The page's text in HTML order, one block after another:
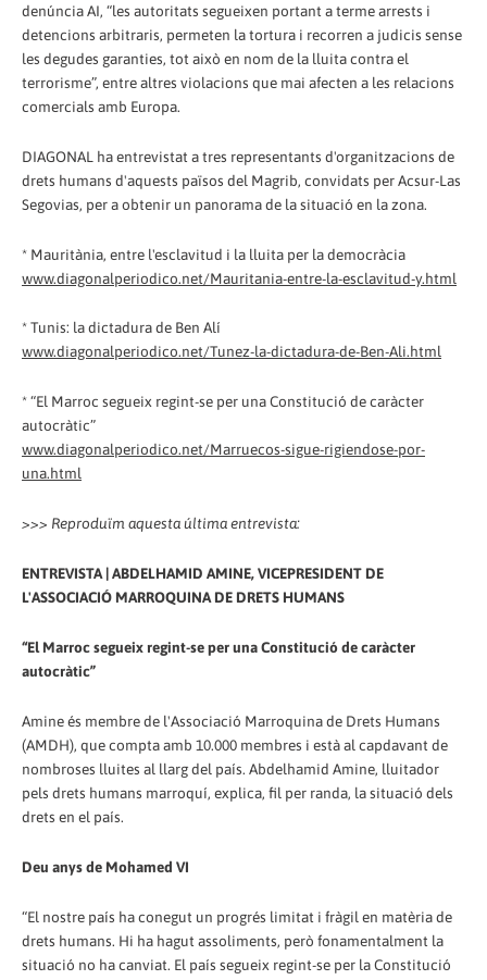
denúncia AI, “les autoritats segueixen portant a terme arrests i
detencions arbitraris, permeten la tortura i recorren a judicis sense
les degudes garanties, tot això en nom de la lluita contra el
terrorisme”, entre altres violacions que mai afecten a les relacions
comercials amb Europa.
DIAGONAL ha entrevistat a tres representants d'organitzacions de
drets humans d'aquests països del Magrib, convidats per Acsur-Las
Segovias, per a obtenir un panorama de la situació en la zona.
* Mauritània, entre l'esclavitud i la lluita per la democràcia
www.diagonalperiodico.net/Mauritania-entre-la-esclavitud-y.html
* Tunis: la dictadura de Ben Alí
www.diagonalperiodico.net/Tunez-la-dictadura-de-Ben-Ali.html
* “El Marroc segueix regint-se per una Constitució de caràcter
autocràtic”
www.diagonalperiodico.net/Marruecos-sigue-rigiendose-por-
una.html
>>> Reproduïm aquesta última entrevista:
ENTREVISTA | ABDELHAMID AMINE, VICEPRESIDENT DE
L'ASSOCIACIÓ MARROQUINA DE DRETS HUMANS
“El Marroc segueix regint-se per una Constitució de caràcter
autocràtic”
Amine és membre de l'Associació Marroquina de Drets Humans
(AMDH), que compta amb 10.000 membres i està al capdavant de
nombroses lluites al llarg del país. Abdelhamid Amine, lluitador
pels drets humans marroquí, explica, fil per randa, la situació dels
drets en el país.
Deu anys de Mohamed VI
“El nostre país ha conegut un progrés limitat i fràgil en matèria de
drets humans. Hi ha hagut assoliments, però fonamentalment la
situació no ha canviat. El país segueix regint-se per la Constitució